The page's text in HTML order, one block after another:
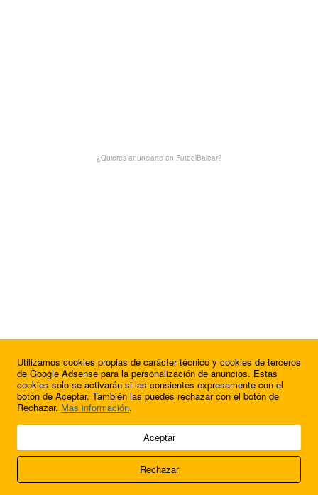
¿Quieres anunciarte en FutbolBalear?
¿Quieres anunciarte en FutbolBalear?
© 2009 - 2026 Soluciones Corporativas IP, SL.
Acerca de nosotros
FútbolBalear
Utilizamos cookies propias de carácter técnico y cookies de terceros
de Google Adsense para la personalización de anuncios. Estas
cookies solo se activarán si las consientes expresamente con el
botón de Aceptar. También las puedes rechazar con el botón de
Rechazar. Más información.
Aceptar
Rechazar